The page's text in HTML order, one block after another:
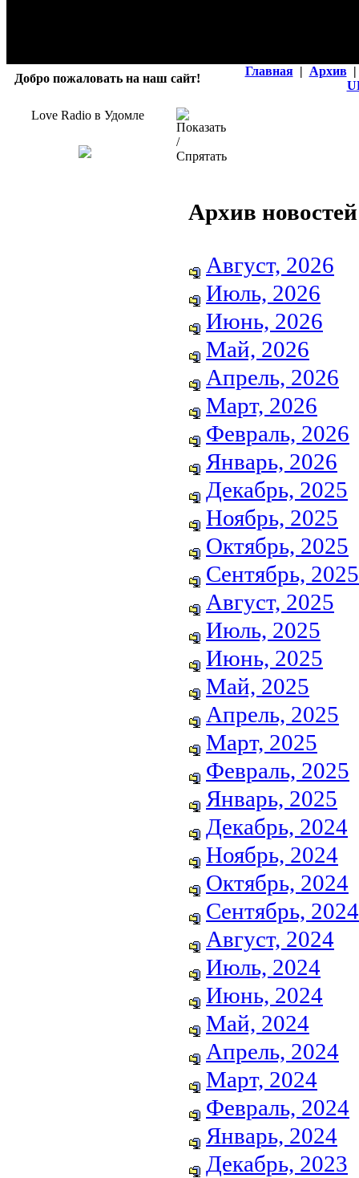
Добро пожаловать на наш сайт!
Главная | Архив |
Love Radio в Удомле
Архив новостей
Август, 2026
Июль, 2026
Июнь, 2026
Май, 2026
Апрель, 2026
Март, 2026
Февраль, 2026
Январь, 2026
Декабрь, 2025
Ноябрь, 2025
Октябрь, 2025
Сентябрь, 2025
Август, 2025
Июль, 2025
Июнь, 2025
Май, 2025
Апрель, 2025
Март, 2025
Февраль, 2025
Январь, 2025
Декабрь, 2024
Ноябрь, 2024
Октябрь, 2024
Сентябрь, 2024
Август, 2024
Июль, 2024
Июнь, 2024
Май, 2024
Апрель, 2024
Март, 2024
Февраль, 2024
Январь, 2024
Декабрь, 2023